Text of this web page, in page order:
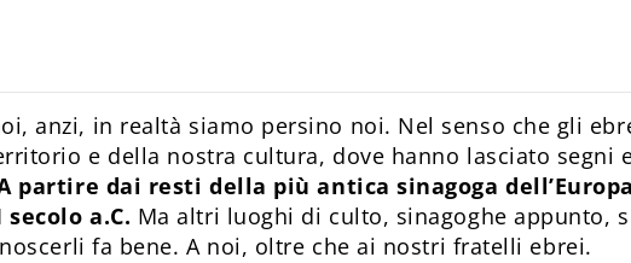
anzi, in realtà siamo persino noi. Nel senso che gli
e della nostra cultura, dove hanno lasciato segni
partire dai resti della più antica sinagoga
a.C. Ma altri luoghi di culto, sinagoghe appunto,
fa bene. A noi, oltre che ai nostri fratelli ebrei.